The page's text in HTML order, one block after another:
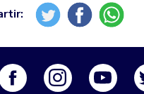
Logo Facebook
Logo